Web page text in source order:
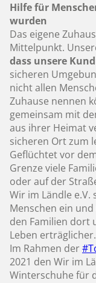
Hilfe für
wurden
Das eigene
Mittelpunkt.
dass unsere Kund
sicheren
nicht allen
Zuhause nennen
gemeinsam mit
aus ihrer Heimat
sicheren Ort zum
Geflüchtet vor
Grenze viele
oder auf der
Wir im Ländle e.V.
Menschen ein
den Familien dort
Leben erträglicher.
Im Rahmen der
2021 den Wir im
Winterschuhe für